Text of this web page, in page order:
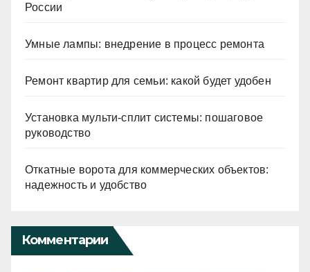
России
Умные лампы: внедрение в процесс ремонта
Ремонт квартир для семьи: какой будет удобен
Установка мульти-сплит системы: пошаговое
руководство
Откатные ворота для коммерческих объектов:
надежность и удобство
Комментарии